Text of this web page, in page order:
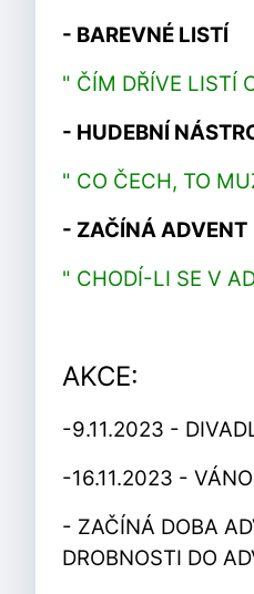
- BAREVNÉ LISTÍ
" ČÍM DŘÍVE LISTÍ
- HUDEBNÍ
" CO ČECH, TO
- ZAČÍNÁ ADVENT
" CHODÍ-LI SE V
AKCE:
-9.11.2023 -
-16.11.2023 -
- ZAČÍNÁ DOBA
DROBNOSTI DO